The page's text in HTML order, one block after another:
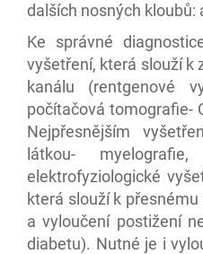
dalších nosných
Ke správné
vyšetření, která slouží k
kanálu (rentgenové
počítačová tomografie-
Nejpřesnějším
látkou-
elektrofyziologické
která slouží k
a vyloučení postižení
diabetu). Nutné je i